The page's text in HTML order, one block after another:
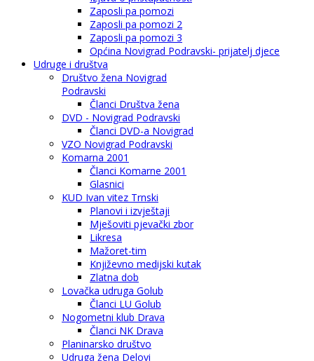
Zaposli pa pomozi
Zaposli pa pomozi 2
Zaposli pa pomozi 3
Općina Novigrad Podravski- prijatelj djece
Udruge i društva
Društvo žena Novigrad
Podravski
Članci Društva žena
DVD - Novigrad Podravski
Članci DVD-a Novigrad
VZO Novigrad Podravski
Komarna 2001
Članci Komarne 2001
Glasnici
KUD Ivan vitez Trnski
Planovi i izvještaji
Mješoviti pjevački zbor
Likresa
Mažoret-tim
Književno medijski kutak
Zlatna dob
Lovačka udruga Golub
Članci LU Golub
Nogometni klub Drava
Članci NK Drava
Planinarsko društvo
Udruga žena Delovi